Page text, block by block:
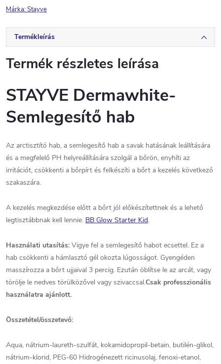
Márka:Stayve
Termékleírás
Termék részletes leírása
STAYVE Dermawhite-
Semlegesítő hab
Az arctisztító hab, a semlegesítő hab a savak hatásának leállítására
és a megfelelő PH helyreállítására szolgál a bőrön, enyhíti az
irritációt, csökkenti a bőrpírt és felkészíti a bőrt a kezelés következő
szakaszára.
A kezelés megkezdése előtt a bőrt jól előkészítettnek és a lehető
legtisztábbnak kell lennie. BB Glow Starter Kid.
Használati utasítás: Vigye fel a semlegesítő habot ecsettel. Ez a
hab csökkenti a hámlasztó gél okozta lúgosságot. Gyengéden
masszírozza a bőrt ujjaival 3 percig. Ezután öblítse le az arcát, vagy
törölje le nedves törülközővel vagy szivaccsal.Csak professzionális
használatra ajánlott.
Összetétel/összetevő:
Aqua, nátrium-laureth-szulfát, kokamidopropil-betain, butilén-glikol,
nátrium-klorid, PEG-60 Hidrogénezett ricinusolaj, fenoxi-etanol,